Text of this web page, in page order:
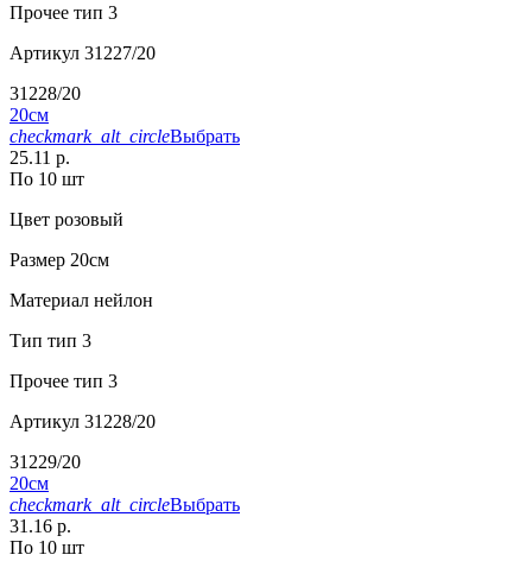
Прочее тип 3
Артикул 31227/20
31228/20
20см
checkmark_alt_circleВыбрать
25.11 р.
По 10 шт
Цвет розовый
Размер 20см
Материал нейлон
Тип тип 3
Прочее тип 3
Артикул 31228/20
31229/20
20см
checkmark_alt_circleВыбрать
31.16 р.
По 10 шт